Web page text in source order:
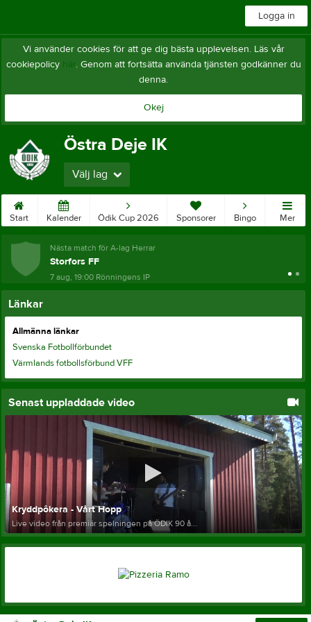
Logga in
Vi använder cookies för att ge dig bästa upplevelsen. Läs vår
cookiepolicy här. Genom att fortsätta använda tjänsten godkänner du
denna.
Okej
Östra Deje IK
Välj lag
Start Kalender Ödik Cup 2026 Sponsorer Bingo Mer
Nästa match för A-lag Herrar
Storfors FF
7 aug, 19:00 Rönningens IP
Länkar
Allmänna länkar
Svenska Fotbollförbundet
Värmlands fotbollsförbund VFF
Senast uppladdade video
Kryddpôkera - Vårt Hopp
Live video från premiär spelningen på ÖDIK 90 å...